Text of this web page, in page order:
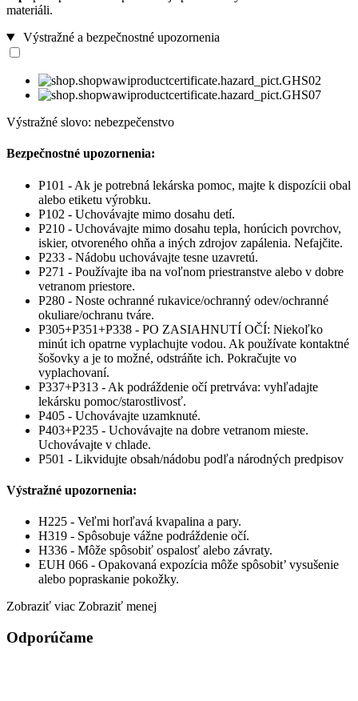
materiáli.
Výstražné a bezpečnostné upozornenia
Výstražné slovo: nebezpečenstvo
Bezpečnostné upozornenia:
P101 - Ak je potrebná lekárska pomoc, majte k dispozícii obal
alebo etiketu výrobku.
P102 - Uchovávajte mimo dosahu detí.
P210 - Uchovávajte mimo dosahu tepla, horúcich povrchov,
iskier, otvoreného ohňa a iných zdrojov zapálenia. Nefajčite.
P233 - Nádobu uchovávajte tesne uzavretú.
P271 - Používajte iba na voľnom priestranstve alebo v dobre
vetranom priestore.
P280 - Noste ochranné rukavice/ochranný odev/ochranné
okuliare/ochranu tváre.
P305+P351+P338 - PO ZASIAHNUTÍ OČÍ: Niekoľko
minút ich opatrne vyplachujte vodou. Ak používate kontaktné
šošovky a je to možné, odstráňte ich. Pokračujte vo
vyplachovaní.
P337+P313 - Ak podráždenie očí pretrváva: vyhľadajte
lekársku pomoc/starostlivosť.
P405 - Uchovávajte uzamknuté.
P403+P235 - Uchovávajte na dobre vetranom mieste.
Uchovávajte v chlade.
P501 - Likvidujte obsah/nádobu podľa národných predpisov
Výstražné upozornenia:
H225 - Veľmi horľavá kvapalina a pary.
H319 - Spôsobuje vážne podráždenie očí.
H336 - Môže spôsobiť ospalosť alebo závraty.
EUH 066 - Opakovaná expozícia môže spôsobit’ vysušenie
alebo popraskanie pokožky.
Zobraziť viac Zobraziť menej
Odporúčame